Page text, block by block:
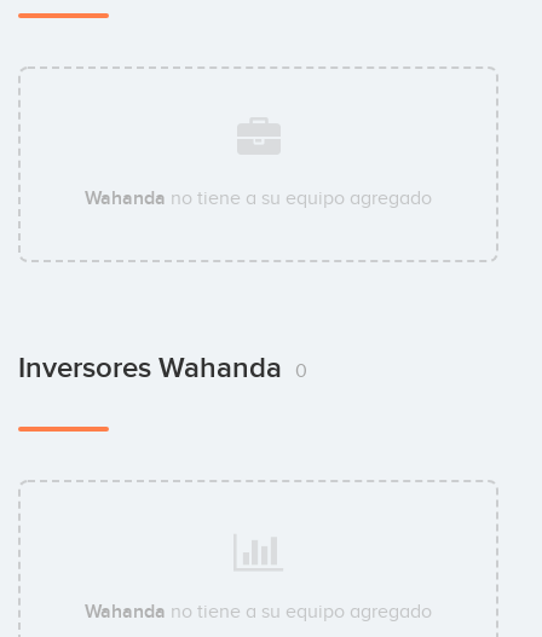
Wahanda no tiene a su equipo agregado
Inversores Wahanda 0
Wahanda no tiene a su equipo agregado